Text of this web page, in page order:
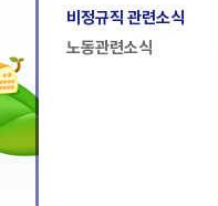
비정규직 관련소식
노동관련소식